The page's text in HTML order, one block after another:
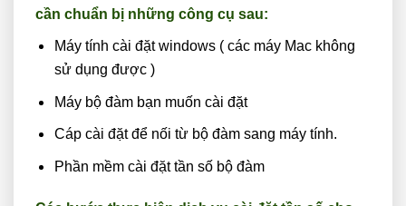
cần chuẩn bị những công cụ sau:
Máy tính cài đặt windows ( các máy Mac không
sử dụng được )
Máy bộ đàm bạn muốn cài đặt
Cáp cài đặt để nối từ bộ đàm sang máy tính.
Phần mềm cài đặt tần số bộ đàm